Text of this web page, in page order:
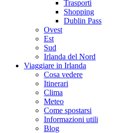
Trasporti
Shopping
Dublin Pass
Ovest
Est
Sud
Irlanda del Nord
Viaggiare in Irlanda
Cosa vedere
Itinerari
Clima
Meteo
Come spostarsi
Informazioni utili
Blog